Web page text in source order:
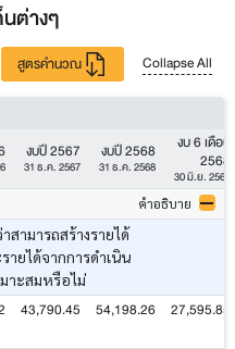
นต่างๆ
สูตรคำนวณ Collapse All
งบปี 2567
31 ธ.ค. 2567
งบปี 2568
31 ธ.ค. 2568
งบ 6 เดือน
2568
30 มิ.ย. 2568
คำอธิบาย
ามารถสร้างรายได้
ายได้จากการดำเนิน
าะสมหรือไม่
43,790.45 54,198.26 27,595.85